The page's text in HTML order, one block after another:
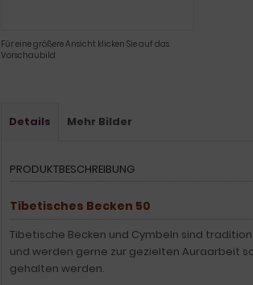
Für eine größere Ansicht klicken Sie auf das
Vorschaubild
Details Mehr Bilder
PRODUKTBESCHREIBUNG
Tibetisches Becken 50
Tibetische Becken und Cymbeln sind
und werden gerne zur gezielten Auraarbeit
gehalten werden.